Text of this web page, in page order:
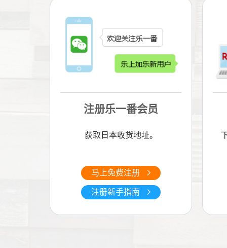
注册乐一番会员
获取日本收货地址。
马上免费注册
注册新手指南